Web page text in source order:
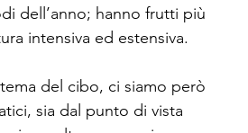
dell’anno; hanno frutti più
intensiva ed estensiva.
del cibo, ci siamo però
sia dal punto di vista